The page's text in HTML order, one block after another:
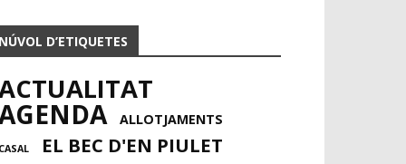
D’ETIQUETES
ALLOTJAMENTS
EL BEC D'EN PIULET